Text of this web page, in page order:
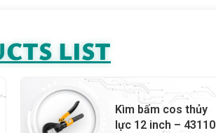
LIST
Kìm bấm cos thủy
lực 12 inch – 43110